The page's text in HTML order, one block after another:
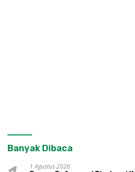
Banyak Dibaca
1 Agustus 2026